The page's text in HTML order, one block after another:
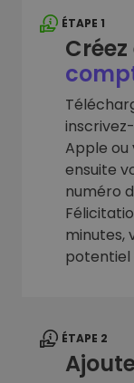
ÉTAPE 1
Apple ou
ensuite
numéro
minutes,
potentiel
ÉTAPE 2